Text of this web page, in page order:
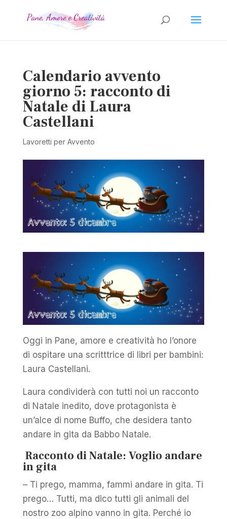
Calendario avvento
giorno 5: racconto di
Natale di Laura
Castellani
Lavoretti per Avvento
Oggi in Pane, amore e creatività ho l’onore
di ospitare una scritttrice di libri per bambini:
Laura Castellani.
Laura condividerà con tutti noi un racconto
di Natale inedito, dove protagonista è
un’alce di nome Buffo, che desidera tanto
andare in gita da Babbo Natale.
Racconto di Natale: Voglio andare
in gita
– Ti prego, mamma, fammi andare in gita. Ti
prego… Tutti, ma dico tutti gli animali del
nostro zoo alpino vanno in gita. Perché io